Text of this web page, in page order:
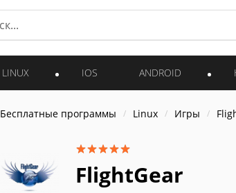
LINUX IOS ANDROID
Бесплатные программы Linux Игры
FlightGear